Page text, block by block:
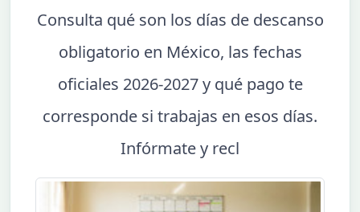
Consulta qué son los días de descanso
obligatorio en México, las fechas
oficiales 2026-2027 y qué pago te
corresponde si trabajas en esos días.
Infórmate y recl